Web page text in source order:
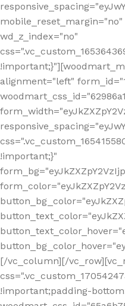
wd_z_index="no"
alignment="left"
!important;}"
[/vc_column][/
!important;padding-